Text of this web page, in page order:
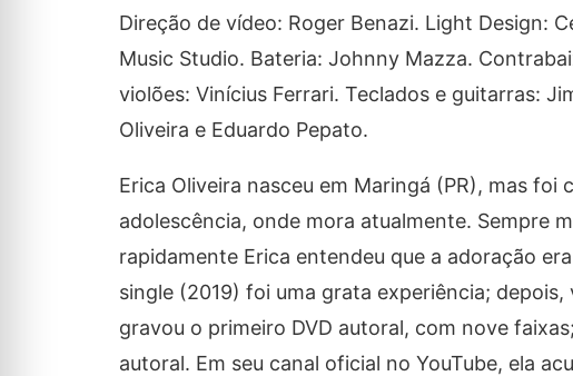
Direção de vídeo: Roger Benazi. Light Design:
Music Studio. Bateria: Johnny Mazza.
violões: Vinícius Ferrari. Teclados e guitarras:
Oliveira e Eduardo Pepato.
Erica Oliveira nasceu em Maringá (PR), mas
adolescência, onde mora atualmente. Sempre
rapidamente Erica entendeu que a adoração
single (2019) foi uma grata experiência;
gravou o primeiro DVD autoral, com nove
autoral. Em seu canal oficial no YouTube, ela